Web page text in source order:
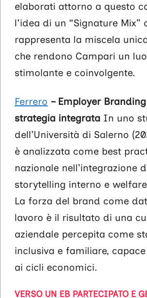
elaborati attorno a questo
l'idea di un “Signature Mix”
rappresenta la miscela
che rendono Campari un
stimolante e coinvolgente.
Ferrero – Employer
strategia integrata In uno
dell’Università di Salerno
è analizzata come best
nazionale nell’integrazione
storytelling interno e
La forza del brand come
lavoro è il risultato di una
aziendale percepita come
inclusiva e familiare,
ai cicli economici.
VERSO UN EB PARTECIPATO E